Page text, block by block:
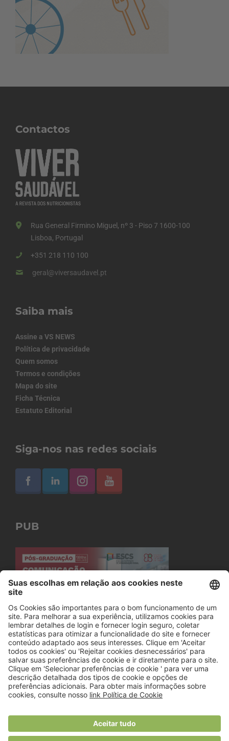
Contactos
Rua General Firmino Miguel, nº 3 - Piso 7 1600-100
Lisboa, Portugal
+351 218 110 100
geral@viversaudavel.pt
Saiba mais
Assine a VS NEWS
Política de privacidade
Quem somos
Termos e condições
Mapa do site
Ficha Técnica
Estatuto Editorial
Siga-nos nas redes sociais
PUB
© 2018 Viver Saudável